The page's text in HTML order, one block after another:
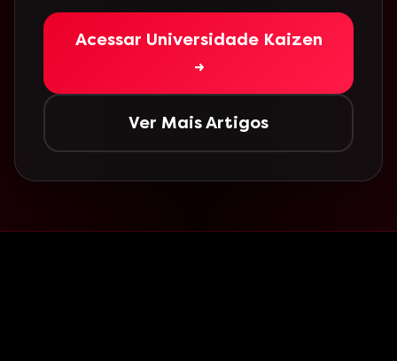
Acessar Universidade Kaizen
→
Ver Mais Artigos